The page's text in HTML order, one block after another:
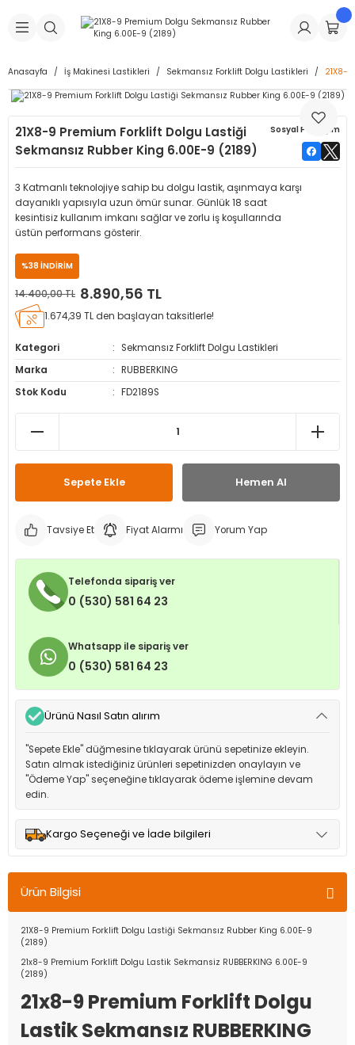
Geri Dön
Makineleri
Geri Dön
Dolgu Lastikleri
Dolgu Lastikleri
Geri Dön
İç Lastikleri
İç Lastikleri
Geri Dön
Geri Dön
& Sibop İlaveleri
Kapağı
Geri Dön
Tüpü
& Spreyler
Geri Dön
Makinesi Yedek Parçaları
Yedek Parçaları
Anasayfa İş Makinesi Lastikleri Sekmansız Forklift Dolgu Lastikleri 21X8-
21X8-9 Premium Forklift Dolgu Lastiği
Sekmansız Rubber King 6.00E-9 (2189)
Sosyal Paylaşım
3 Katmanlı teknolojiye sahip bu dolgu lastik, aşınmaya karşı
dayanıklı yapısıyla uzun ömür sunar. Günlük 18 saat
kesintisiz kullanım imkanı sağlar ve zorlu iş koşullarında
üstün performans gösterir.
%38 İNDİRİM
14.400,00 TL 8.890,56 TL
1.674,39 TL den başlayan taksitlerle!
Kategori
Sekmansız Forklift Dolgu Lastikleri
Marka
RUBBERKING
Stok Kodu
FD2189S
Sepete Ekle Hemen Al
Tavsiye Et Fiyat Alarmı Yorum Yap
Telefonda sipariş ver
0 (530) 581 64 23
Whatsapp ile sipariş ver
0 (530) 581 64 23
Ürünü Nasıl Satın alırım
"Sepete Ekle" düğmesine tıklayarak ürünü sepetinize ekleyin.
Satın almak istediğiniz ürünleri sepetinizden onaylayın ve
"Ödeme Yap" seçeneğine tıklayarak ödeme işlemine devam
edin.
Kargo Seçeneği ve İade bilgileri
adresinize teslim edilir.
Ürün Bilgisi
21X8-9 Premium Forklift Dolgu Lastiği Sekmansız Rubber King 6.00E-9
(2189)
21x8-9 Premium Forklift Dolgu Lastik Sekmansiz RUBBERKING 6.00E-9
(2189)
21x8-9 Premium Forklift Dolgu
Lastik Sekmansız RUBBERKING